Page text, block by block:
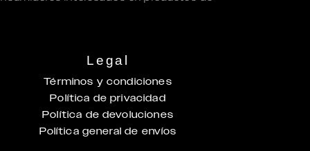
Legal
Términos y condiciones
Política de privacidad
Política de devoluciones
Política general de envíos